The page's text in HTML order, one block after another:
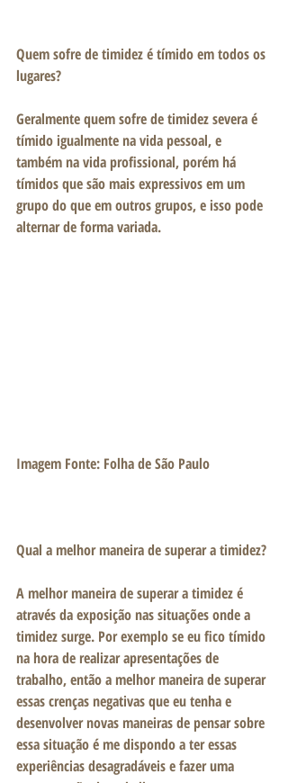
Quem sofre de timidez é tímido em todos os
lugares?
Geralmente quem sofre de timidez severa é
tímido igualmente na vida pessoal, e
também na vida profissional, porém há
tímidos que são mais expressivos em um
grupo do que em outros grupos, e isso pode
alternar de forma variada.
Imagem Fonte: Folha de São Paulo
Qual a melhor maneira de superar a timidez?
A melhor maneira de superar a timidez é
através da exposição nas situações onde a
timidez surge. Por exemplo se eu fico tímido
na hora de realizar apresentações de
trabalho, então a melhor maneira de superar
essas crenças negativas que eu tenha e
desenvolver novas maneiras de pensar sobre
essa situação é me dispondo a ter essas
experiências desagradáveis e fazer uma